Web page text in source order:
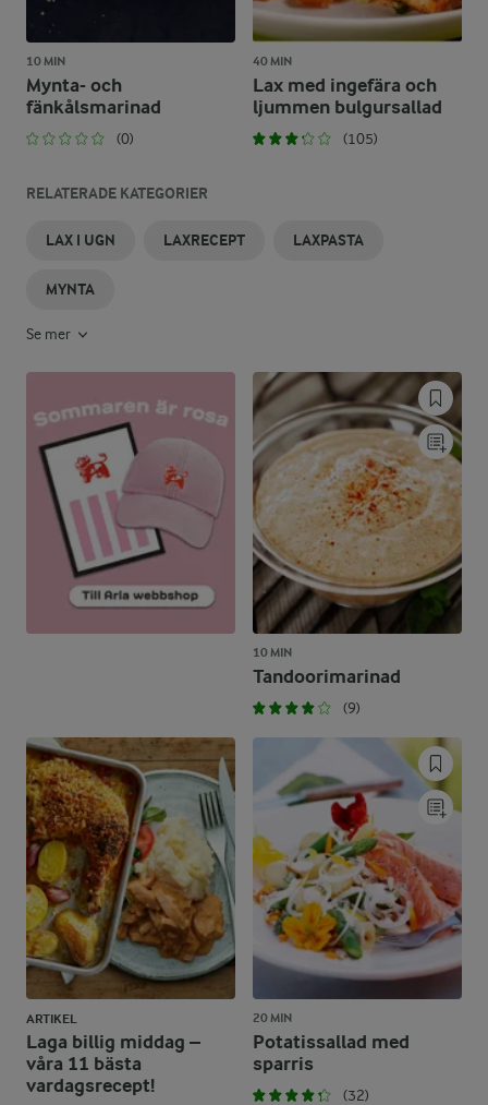
10 MIN
Mynta- och
fänkålsmarinad
(0)
40 MIN
Lax med ingefära och
ljummen bulgursallad
(105)
RELATERADE KATEGORIER
LAX I UGN LAXRECEPT LAXPASTA
MYNTA
Se mer
10 MIN
Tandoorimarinad
(9)
ARTIKEL
Laga billig middag –
våra 11 bästa
vardagsrecept!
20 MIN
Potatissallad med
sparris
(32)